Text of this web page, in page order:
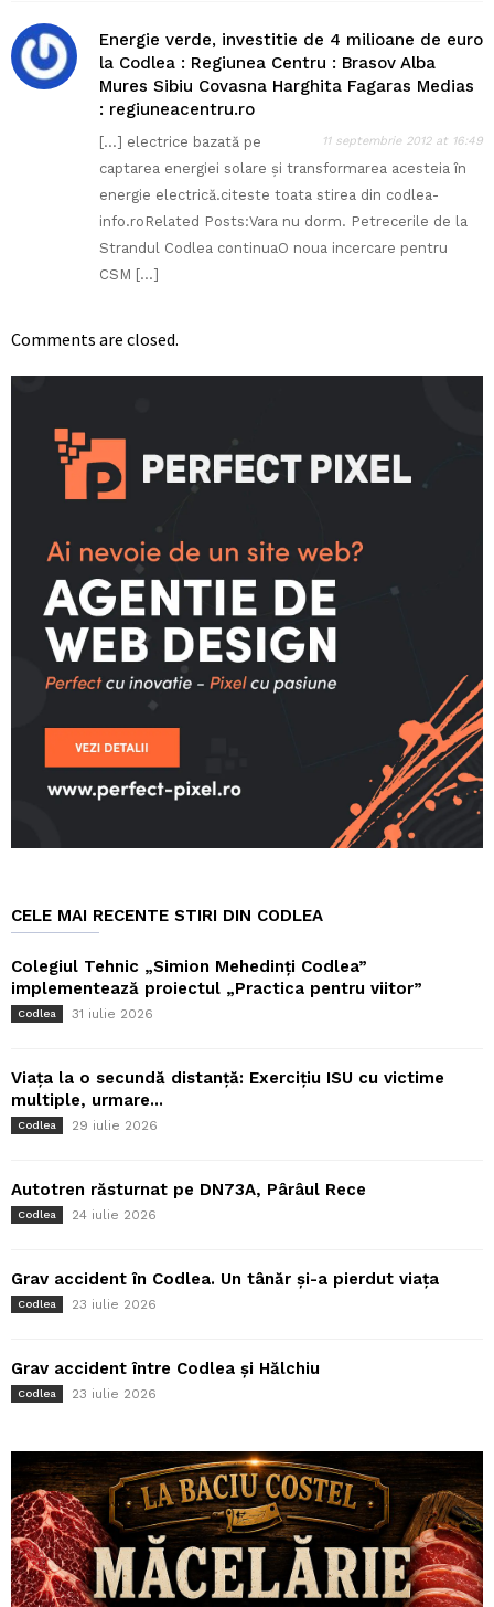
Energie verde, investitie de 4 milioane de euro
la Codlea : Regiunea Centru : Brasov Alba
Mures Sibiu Covasna Harghita Fagaras Medias
: regiuneacentru.ro
11 septembrie 2012 at 16:49
[…] electrice bazată pe
captarea energiei solare și transformarea acesteia în
energie electrică.citeste toata stirea din codlea-
info.roRelated Posts:Vara nu dorm. Petrecerile de la
Strandul Codlea continuaO noua incercare pentru
CSM […]
Comments are closed.
CELE MAI RECENTE STIRI DIN CODLEA
Colegiul Tehnic „Simion Mehedinți Codlea”
implementează proiectul „Practica pentru viitor”
Codlea 31 iulie 2026
Viața la o secundă distanță: Exercițiu ISU cu victime
multiple, urmare...
Codlea 29 iulie 2026
Autotren răsturnat pe DN73A, Pârâul Rece
Codlea 24 iulie 2026
Grav accident în Codlea. Un tânăr și-a pierdut viața
Codlea 23 iulie 2026
Grav accident între Codlea și Hălchiu
Codlea 23 iulie 2026